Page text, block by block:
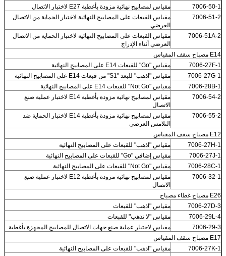
7006-50-1
مقياس لمصابيح نهائية مزودة بأغطية E27 لاختبار الاتصال
7006-51-2
مقياس القبعات على المصابيح النهائية لاختبار الحماية من الاتصال
العرضي
7006-51A-2
مقياس القبعات على المصابيح النهائية لاختبار الحماية من الاتصال
العرضي أثناء الإدراج
E14 مصباح سقف المقياس
7006-27F-1
مقياس "Go" للقبعات E14 على المصابيح النهائية
7006-27G-1
مقياس "اذهب" للبعد "S1" من قبعات E14 على المصابيح النهائية
7006-28B-1
مقياس "Not Go" للقبعات E14 على المصابيح النهائية
7006-54-2
مقياس لمصابيح نهائية مزودة بأغطية E14 لاختبار عملية صنع
الاتصال
7006-55-2
مقياس لمصابيح نهائية مزودة بأغطية E14 لاختبار الحماية ضد
التلامس العرضي
E12 مصباح سقف المقياس
7006-27H-1
مقياس "اذهب" للقبعات على المصابيح النهائية
7006-27J-1
مقياس إضافي "Go" للقبعات على المصابيح النهائية
7006-28C-1
مقياس "Not Go" للقبعات على المصابيح النهائية
7006-32-1
مقياس لمصابيح نهائية مزودة بأغطية E12 لاختبار عملية صنع
الاتصال
E26 مصباح غطاء مصباح
7006-27D-3
مقياس "اذهب" للقبعات
7006-29L-4
مقياس "لا تذهب" للقبعات
7006-29-3
مقياس لاختبار عملية صنع جهات الاتصال للمصابيح المجهزة بأغطية
E17 مصباح سقف المقياس
7006-27K-1
مقياس "اذهب" للقبعات على المصابيح النهائية